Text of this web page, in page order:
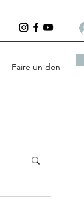
Faire un don